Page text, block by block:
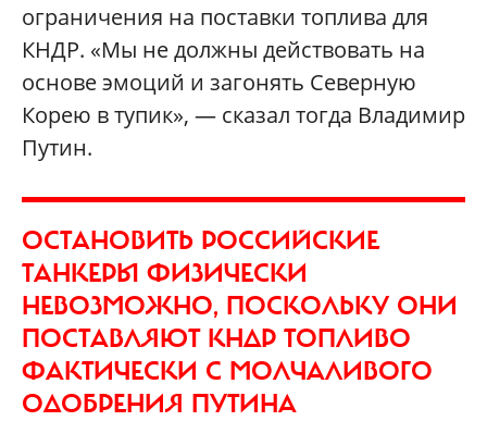
ограничения на поставки топлива для
КНДР. «Мы не должны действовать на
основе эмоций и загонять Северную
Корею в тупик», — сказал тогда Владимир
Путин.
ОСТАНОВИТЬ РОССИЙСКИЕ
ТАНКЕРЫ ФИЗИЧЕСКИ
НЕВОЗМОЖНО, ПОСКОЛЬКУ ОНИ
ПОСТАВЛЯЮТ КНДР ТОПЛИВО
ФАКТИЧЕСКИ С МОЛЧАЛИВОГО
ОДОБРЕНИЯ ПУТИНА